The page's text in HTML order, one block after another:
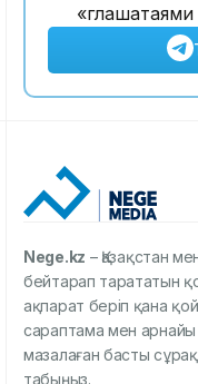
Nege.kz – Қазақстан
бейтарап тарататын
ақпарат беріп қана
сараптама мен
мазалаған басты
табыңыз.